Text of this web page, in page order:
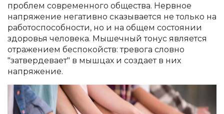
проблем современного общества. Нервное
напряжение негативно сказывается не только на
работоспособности, но и на общем состоянии
здоровья человека. Мышечный тонус является
отражением беспокойств: тревога словно
"затвердевает" в мышцах и создает в них
напряжение.